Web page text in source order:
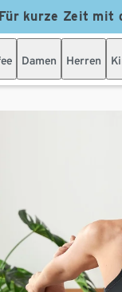
Für kurze Zeit mit
Damen Herren